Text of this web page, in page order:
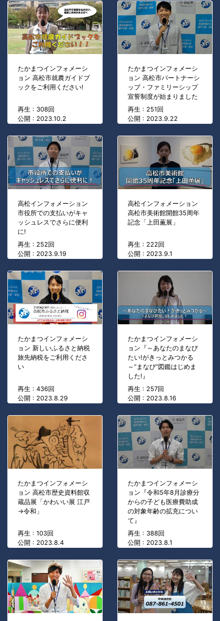
たかまつインフォメーシ
ョン 高松市就農ガイドブ
ックをご利用ください!
再生 : 308回
公開 : 2023.10.2
たかまつインフォメーシ
ョン 高松市パートナーシ
ップ・ファミリーシップ
宣誓制度が始まりました
再生 : 251回
公開 : 2023.9.22
高松インフォメーション
市役所での支払いがキャ
ッシュレスでさらに便利
に!
再生 : 252回
公開 : 2023.9.19
高松インフォメーション
高松市美術館開館35周年
記念「上田薫展」
再生 : 222回
公開 : 2023.9.1
たかまつインフォメーシ
ョン 新しいふるさと納税
旅先納税をご利用くださ
い
再生 : 436回
公開 : 2023.8.29
たかまつインフォメーシ
ョン『～あなたのまなび
たい!がきっとみつかる
～“まなび”図鑑はじめま
した!』
再生 : 257回
公開 : 2023.8.16
たかまつインフォメーシ
ョン 高松市歴史資料館収
蔵品展「かわいい展 江戸
→令和」
再生 : 103回
公開 : 2023.8.4
たかまつインフォメーシ
ョン『令和5年8月診療分
からの子ども医療費助成
の対象年齢の拡充につい
て』
再生 : 388回
公開 : 2023.8.1